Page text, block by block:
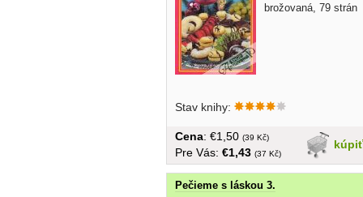
brožovaná, 79 strán
Stav knihy:
kúpiť
Cena: €1,50 (39 Kč)
Pre Vás: €1,43 (37 Kč)
Pečieme s láskou 3.